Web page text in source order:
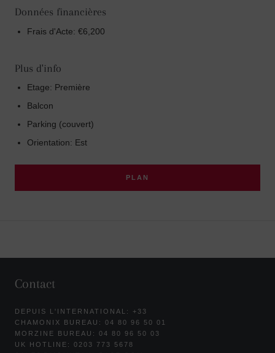
Données financières
Frais d'Acte: €6,200
Plus d'info
Etage: Première
Balcon
Parking (couvert)
Orientation: Est
PLAN
Contact
DEPUIS L'INTERNATIONAL: +33
CHAMONIX BUREAU: 04 80 96 50 01
MORZINE BUREAU: 04 80 96 50 03
UK HOTLINE: 0203 773 5678